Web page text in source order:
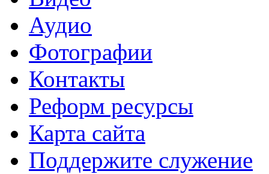
Аудио
Фотографии
Контакты
Реформ ресурсы
Карта сайта
Поддержите служение